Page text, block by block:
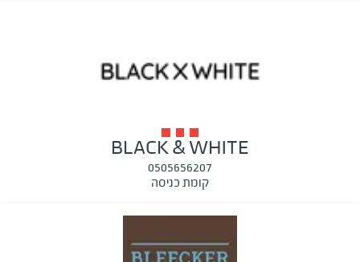
BLACK & WHITE
0505656207
קומת כניסה